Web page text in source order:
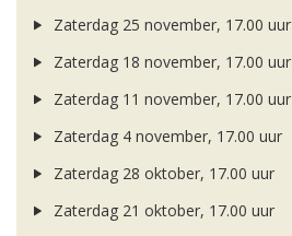
Zaterdag 25 november, 17.00 uur
Zaterdag 18 november, 17.00 uur
Zaterdag 11 november, 17.00 uur
Zaterdag 4 november, 17.00 uur
Zaterdag 28 oktober, 17.00 uur
Zaterdag 21 oktober, 17.00 uur